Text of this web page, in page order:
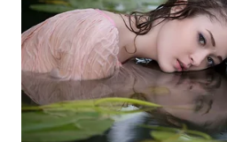
WN
SULBAR
WN
BABEL